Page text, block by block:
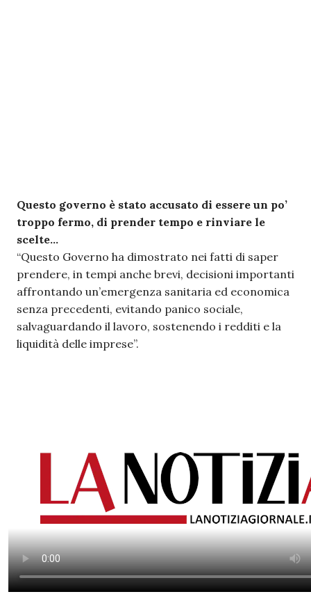
Questo governo è stato accusato di essere un po’
troppo fermo, di prender tempo e rinviare le
scelte…
“Questo Governo ha dimostrato nei fatti di saper
prendere, in tempi anche brevi, decisioni importanti
affrontando un’emergenza sanitaria ed economica
senza precedenti, evitando panico sociale,
salvaguardando il lavoro, sostenendo i redditi e la
liquidità delle imprese”.